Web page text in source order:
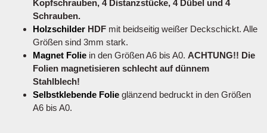
Kopfschrauben, 4 Distanzstücke, 4 Dübel und 4
Schrauben.
Holzschilder HDF mit beidseitig weißer Deckschickt. Alle
Größen sind 3mm stark.
Magnet Folie in den Größen A6 bis A0. ACHTUNG!! Die
Folien magnetisieren schlecht auf dünnem
Stahlblech!
Selbstklebende Folie glänzend bedruckt in den Größen
A6 bis A0.